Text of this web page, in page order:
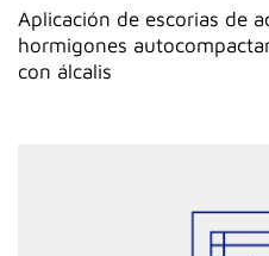
Aplicación de escorias de
hormigones
con álcalis